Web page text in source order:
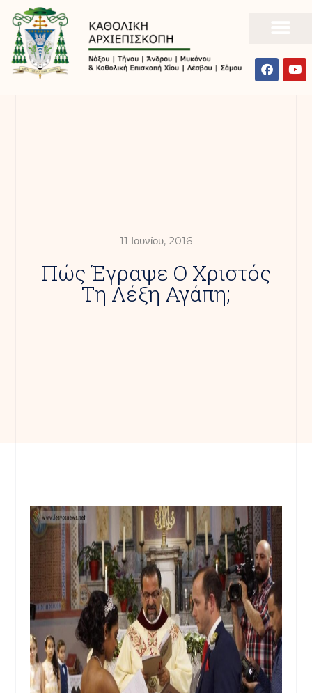
11 Ιουνίου, 2016
Πώς Έγραψε Ο Χριστός
Τη Λέξη Αγάπη;